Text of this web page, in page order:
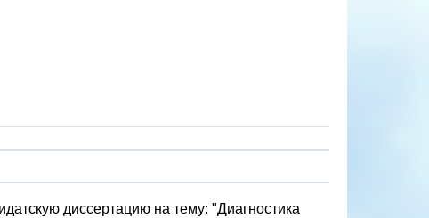
диссертацию на тему: "Диагностика